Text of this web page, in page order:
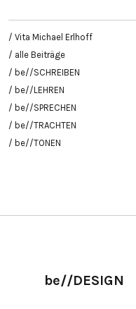
/ Vita Michael Erlhoff
/ alle Beiträge
/ be//SCHREIBEN
/ be//LEHREN
/ be//SPRECHEN
/ be//TRACHTEN
/ be//TONEN
be//DESIGN